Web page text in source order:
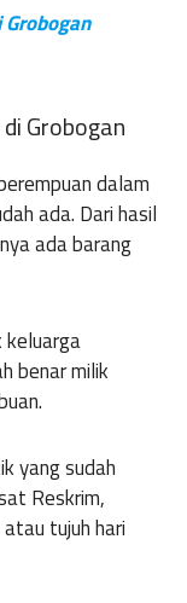
Grobogan
dalam
ada. Dari hasil
ada barang
keluarga
benar milik
yang sudah
Reskrim,
tujuh hari